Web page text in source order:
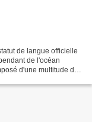
de langue officielle
de l'océan
d'une multitude de